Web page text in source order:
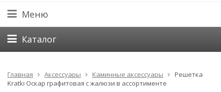
Меню
Каталог
Главная Аксессуары Каминные аксессуары
Решетка
Kratki Оскар графитовая с жалюзи в ассортименте